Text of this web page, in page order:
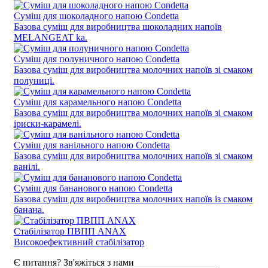
Суміш для шоколадного напою Condetta
Базова суміш для виробництва шоколадних напоїв
MELANGEAT ka.
Суміш для полуничного напою Condetta
Базова суміш для виробництва молочних напоїв зі смаком
полуниці.
Суміш для карамельного напою Condetta
Базова суміш для виробництва молочних напоїв зі смаком
іриски-карамелі.
Суміш для ванільного напою Condetta
Базова суміш для виробництва молочних напоїв зі смаком
ванілі.
Суміш для бананового напою Condetta
Базова суміш для виробництва молочних напоїв із смаком
банана.
Стабілізатор ПВПП ANAX
Високоефективний стабілізатор
Є питання? Зв'яжіться з нами